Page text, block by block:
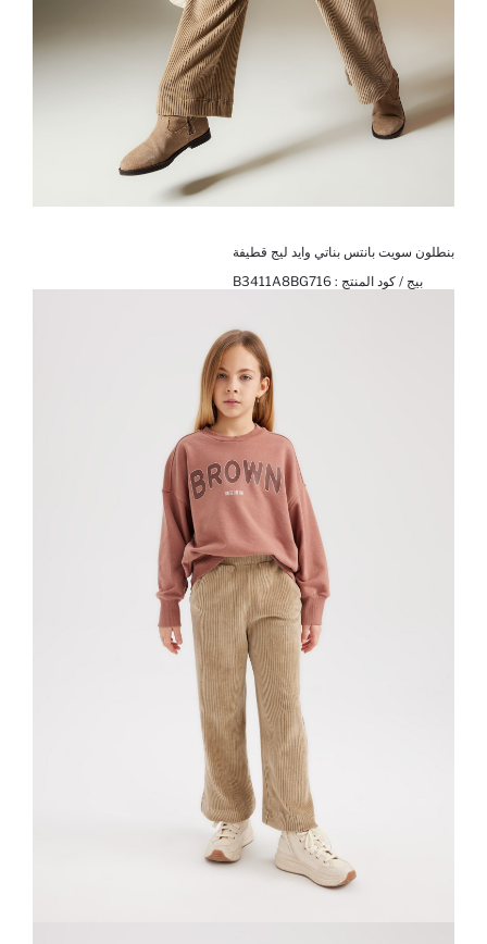
بنطلون سويت بانتس بناتي وايد ليج قطيفة
بيج / كود المنتج : B3411A8BG716